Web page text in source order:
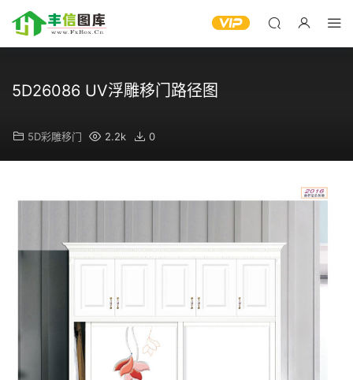
5D26086 UV浮雕移门路径图
5D彩雕移门 2.2k 0